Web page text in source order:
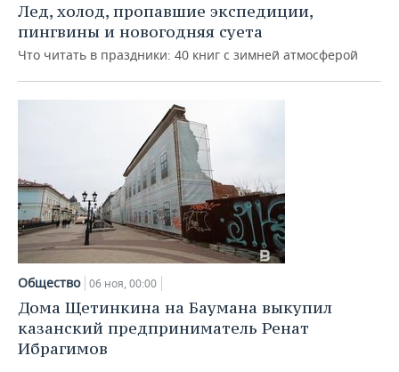
Лед, холод, пропавшие экспедиции,
пингвины и новогодняя суета
Что читать в праздники: 40 книг с зимней атмосферой
Общество 06 ноя, 00:00
Дома Щетинкина на Баумана выкупил
казанский предприниматель Ренат
Ибрагимов